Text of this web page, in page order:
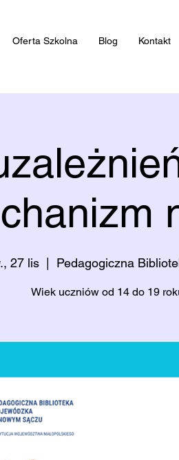
Oferta Szkolna Blog Kontakt
27 lis
  |
Pedagogiczna
Wiek uczniów od 14 do 19